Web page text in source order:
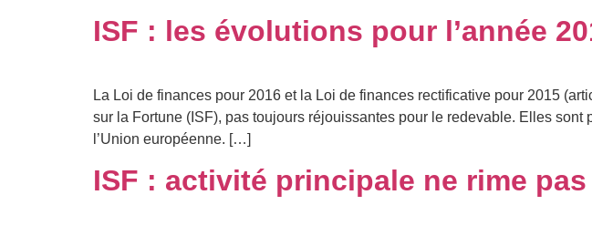
ISF : les évolutions pour l’année
La Loi de finances pour 2016 et la Loi de finances rectificative pour 2015
sur la Fortune (ISF), pas toujours réjouissantes pour le redevable. Elles
l’Union européenne. […]
ISF : activité principale ne rime